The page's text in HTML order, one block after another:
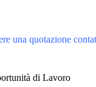
una quotazione